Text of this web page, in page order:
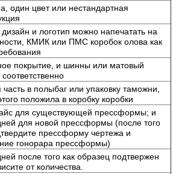
один цвет или нестандартная
и логотип можно напечатать на
КМИК или ПМС коробок олова как
покрытие, и шинны или матовый
в полыбаг или упаковку таможни,
положила в коробку коробки
для существующей прессформы; и
для новой прессформы (после того
прессформу чертежа и
гонорара прессформы)
после того как образец подтвержен
от количества.